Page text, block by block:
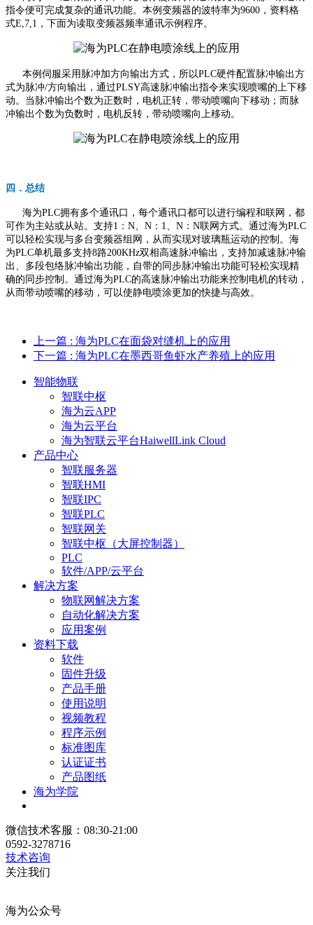
指令便可完成复杂的通讯功能。本例变频器的波特率为9600，资料格
式E,7,1，下面为读取变频器频率通讯示例程序。
本例伺服采用脉冲加方向输出方式，所以PLC硬件配置脉冲输出方
式为脉冲/方向输出，通过PLSY高速脉冲输出指令来实现喷嘴的上下移
动。当脉冲输出个数为正数时，电机正转，带动喷嘴向下移动；而脉
冲输出个数为负数时，电机反转，带动喷嘴向上移动。
四．总结
海为PLC拥有多个通讯口，每个通讯口都可以进行编程和联网，都
可作为主站或从站。支持1：N、N：1、N：N联网方式。通过海为PLC
可以轻松实现与多台变频器组网，从而实现对玻璃瓶运动的控制。海
为PLC单机最多支持8路200KHz双相高速脉冲输出，支持加减速脉冲输
出、多段包络脉冲输出功能，自带的同步脉冲输出功能可轻松实现精
确的同步控制。通过海为PLC的高速脉冲输出功能来控制电机的转动，
从而带动喷嘴的移动，可以使静电喷涂更加的快捷与高效。
上一篇 : 海为PLC在面袋对缝机上的应用
下一篇 : 海为PLC在墨西哥鱼虾水产养殖上的应用
智能物联
智联中枢
海为云APP
海为云平台
海为智联云平台HaiwellLink Cloud
产品中心
智联服务器
智联HMI
智联IPC
智联PLC
智联网关
智联中枢（大屏控制器）
PLC
软件/APP/云平台
解决方案
物联网解决方案
自动化解决方案
应用案例
资料下载
软件
固件升级
产品手册
使用说明
视频教程
程序示例
标准图库
认证证书
产品图纸
海为学院
微信技术客服：08:30-21:00
0592-3278716
技术咨询
关注我们
海为公众号